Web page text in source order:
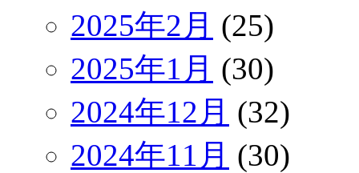
2025年2月 (25)
2025年1月 (30)
2024年12月 (32)
2024年11月 (30)